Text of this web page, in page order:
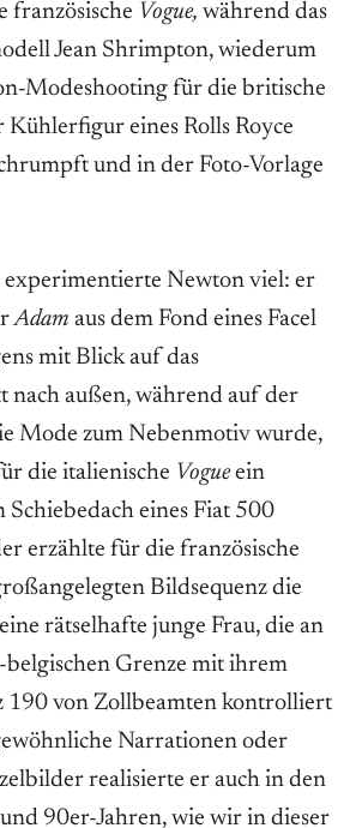
französische Vogue, während das
Jean Shrimpton, wiederum
Modeshooting für die britische
Kühlerfigur eines Rolls Royce
und in der Foto-Vorlage
experimentierte Newton viel: er
Adam aus dem Fond eines Facel
mit Blick auf das
außen, während auf der
Mode zum Nebenmotiv wurde,
die italienische Vogueein
Schiebedach eines Fiat 500
erzählte für die französische
Bildsequenz die
rätselhafte junge Frau, die an
belgischen Grenze mit ihrem
190 von Zollbeamten kontrolliert
Narrationen oder
realisierte er auch in den
90er-Jahren, wie wir in dieser